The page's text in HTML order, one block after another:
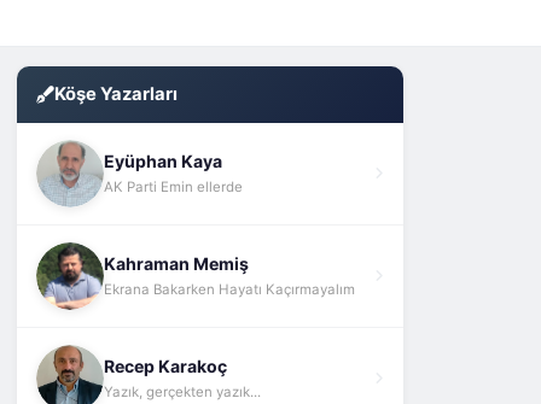
Köşe Yazarları
Eyüphan Kaya
AK Parti Emin ellerde
Kahraman Memiş
Ekrana Bakarken Hayatı Kaçırmayalım
Recep Karakoç
Yazık, gerçekten yazık...